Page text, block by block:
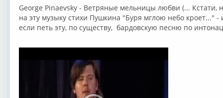
George Pinaevsky - Ветряные мельницы любви (... Кстати,
на эту музыку стихи Пушкина "Буря мглою небо кроет..."
если петь эту, по существу, бардовскую песню по